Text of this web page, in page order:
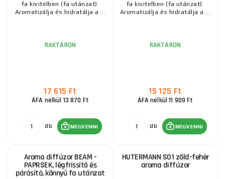
fa kivitelben (fa utánzat).
Aromatizálja és hidratálja a ...
RAKTÁRON
17 615 Ft
ÁFA nélkül 13 870 Ft
db MEGVENNI
fa kivitelben (fa utánzat).
Aromatizálja és hidratálja a ...
RAKTÁRON
15 125 Ft
ÁFA nélkül 11 909 Ft
db MEGVENNI
Aroma diffúzor BEAM -
PAPRSEK, légfrissítő és
párásító, könnyű fa utánzat
HUTERMANN S01 zöld-fehér
aroma diffúzor